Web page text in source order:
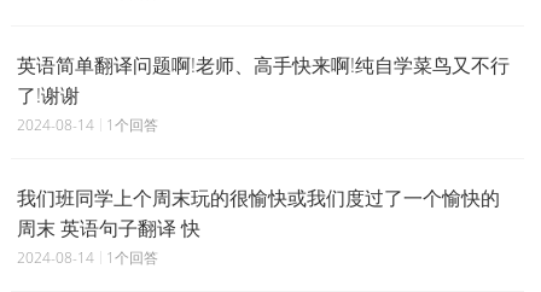
英语简单翻译问题啊!老师、高手快来啊!纯自学菜鸟又不行
了!谢谢
2024-08-14 1个回答
我们班同学上个周末玩的很愉快或我们度过了一个愉快的
周末 英语句子翻译 快
2024-08-14 1个回答